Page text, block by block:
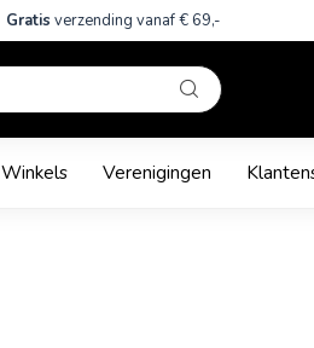
Gratis verzending vanaf € 69,-
Winkels Verenigingen